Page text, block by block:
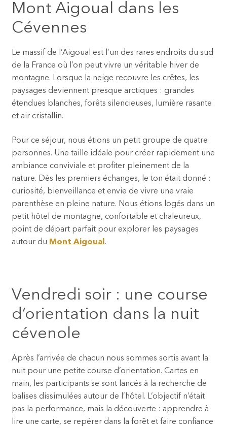
Mont Aigoual dans les
Cévennes
Le massif de l’Aigoual est l’un des rares endroits du sud
de la France où l’on peut vivre un véritable hiver de
montagne. Lorsque la neige recouvre les crêtes, les
paysages deviennent presque arctiques : grandes
étendues blanches, forêts silencieuses, lumière rasante
et air cristallin.
Pour ce séjour, nous étions un petit groupe de quatre
personnes. Une taille idéale pour créer rapidement une
ambiance conviviale et profiter pleinement de la
nature. Dès les premiers échanges, le ton était donné :
curiosité, bienveillance et envie de vivre une vraie
parenthèse en pleine nature. Nous étions logés dans un
petit hôtel de montagne, confortable et chaleureux,
point de départ parfait pour explorer les paysages
autour du Mont Aigoual .
Vendredi soir : une course
d’orientation dans la nuit
cévenole
Après l’arrivée de chacun nous sommes sortis avant la
nuit pour une petite course d’orientation. Cartes en
main, les participants se sont lancés à la recherche de
balises dissimulées autour de l’hôtel. L’objectif n’était
pas la performance, mais la découverte : apprendre à
lire une carte, se repérer dans la forêt et faire confiance